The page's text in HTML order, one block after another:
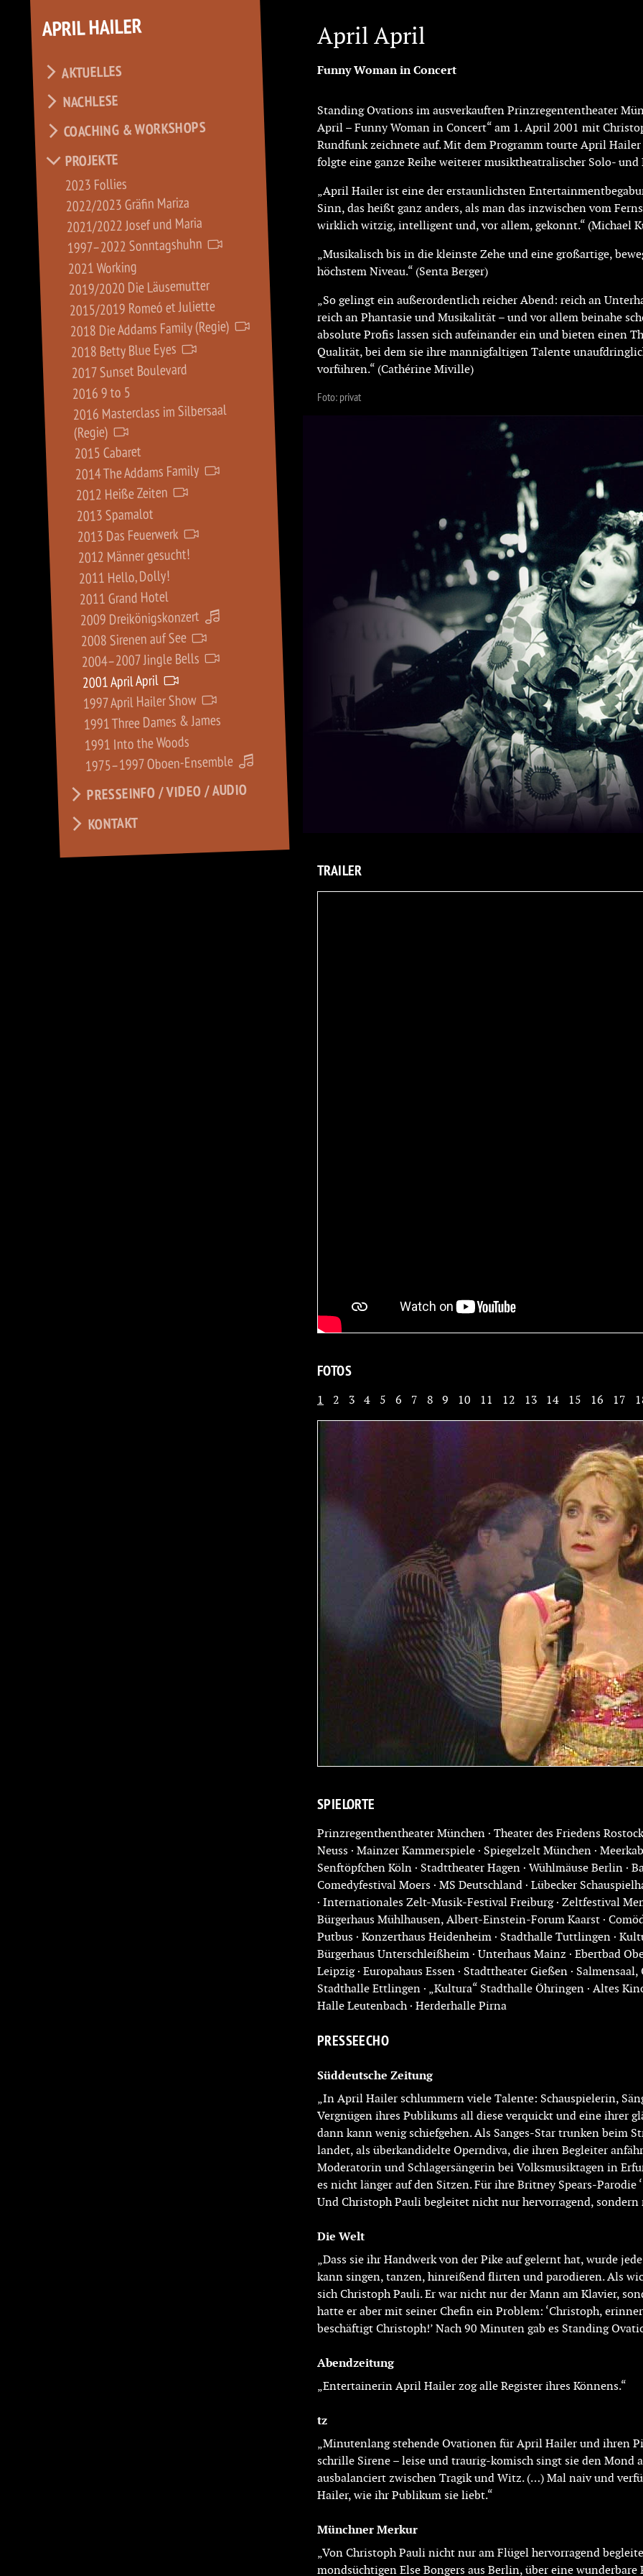
APRIL HAILER
AKTUELLES
NACHLESE
COACHING & WORKSHOPS
PROJEKTE
2023 Follies
2022/2023 Gräfin Mariza
2021/2022 Josef und Maria
1997–2022 Sonntagshuhn
2021 Working
2019/2020 Die Läusemutter
2015/2019 Romeó et Juliette
2018 Die Addams Family (Regie)
2018 Betty Blue Eyes
2017 Sunset Boulevard
2016 9 to 5
2016 Masterclass im Silbersaal
(Regie)
2015 Cabaret
2014 The Addams Family
2012 Heiße Zeiten
2013 Spamalot
2013 Das Feuerwerk
2012 Männer gesucht!
2011 Hello, Dolly!
2011 Grand Hotel
2009 Dreikönigskonzert
2008 Sirenen auf See
2004–2007 Jingle Bells
2001 April April
1997 April Hailer Show
1991 Three Dames & James
1991 Into the Woods
1975–1997 Oboen-Ensemble
PRESSEINFO / VIDEO / AUDIO
KONTAKT
April April
Funny Woman in Concert
Standing Ovations im ausverkauften Prinzregententheater
April – Funny Woman in Concert“ am 1. April 2001 mit
Rundfunk zeichnete auf. Mit dem Programm tourte April
folgte eine ganze Reihe weiterer musiktheatralischer Solo-
„April Hailer ist eine der erstaunlichsten
Sinn, das heißt ganz anders, als man das inzwischen vom
wirklich witzig, intelligent und, vor allem, gekonnt.“ (Michael
„Musikalisch bis in die kleinste Zehe und eine großartige,
höchstem Niveau.“ (Senta Berger)
„So gelingt ein außerordentlich reicher Abend: reich an
reich an Phantasie und Musikalität – und vor allem beinahe
absolute Profis lassen sich aufeinander ein und bieten einen
Qualität, bei dem sie ihre mannigfaltigen Talente
vorführen.“ (Cathérine Miville)
Foto: privat
TRAILER
FOTOS
1 2 3 4 5 6 7 8 9 10 11 12 13 14 15 16 17
SPIELORTE
Prinzregenthentheater München · Theater des Friedens
Neuss · Mainzer Kammerspiele · Spiegelzelt München ·
Senftöpfchen Köln · Stadttheater Hagen · Wühlmäuse Berlin ·
Comedyfestival Moers · MS Deutschland · Lübecker
· Internationales Zelt-Musik-Festival Freiburg · Zeltfestival
Bürgerhaus Mühlhausen, Albert-Einstein-Forum Kaarst ·
Putbus · Konzerthaus Heidenheim · Stadthalle Tuttlingen ·
Bürgerhaus Unterschleißheim · Unterhaus Mainz · Ebertbad
Leipzig · Europahaus Essen · Stadttheater Gießen ·
Stadthalle Ettlingen · „Kultura“ Stadthalle Öhringen · Altes
Halle Leutenbach · Herderhalle Pirna
PRESSEECHO
Süddeutsche Zeitung
„In April Hailer schlummern viele Talente: Schauspielerin,
Vergnügen ihres Publikums all diese verquickt und eine ihrer
dann kann wenig schiefgehen. Als Sanges-Star trunken beim
landet, als überkandidelte Operndiva, die ihren Begleiter
Moderatorin und Schlagersängerin bei Volksmusiktagen in
es nicht länger auf den Sitzen. Für ihre Britney Spears-Parodie
Und Christoph Pauli begleitet nicht nur hervorragend,
Die Welt
„Dass sie ihr Handwerk von der Pike auf gelernt hat, wurde
kann singen, tanzen, hinreißend flirten und parodieren. Als
sich Christoph Pauli. Er war nicht nur der Mann am Klavier,
hatte er aber mit seiner Chefin ein Problem: ‘Christoph,
beschäftigt Christoph!’ Nach 90 Minuten gab es Standing
Abendzeitung
„Entertainerin April Hailer zog alle Register ihres Könnens.“
tz
„Minutenlang stehende Ovationen für April Hailer und ihren
schrille Sirene – leise und traurig-komisch singt sie den Mond
ausbalanciert zwischen Tragik und Witz. (…) Mal naiv und
Hailer, wie ihr Publikum sie liebt.“
Münchner Merkur
„Von Christoph Pauli nicht nur am Flügel hervorragend
mondsüchtigen Else Bongers aus Berlin, über eine